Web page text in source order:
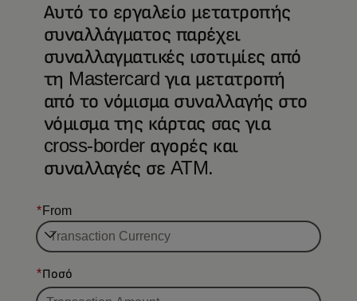
Αυτό το εργαλείο μετατροπής
συναλλάγματος παρέχει
συναλλαγματικές ισοτιμίες από
τη Mastercard για μετατροπή
από το νόμισμα συναλλαγής στο
νόμισμα της κάρτας σας για
cross-border αγορές και
συναλλαγές σε ATM.
* From
*Ποσό